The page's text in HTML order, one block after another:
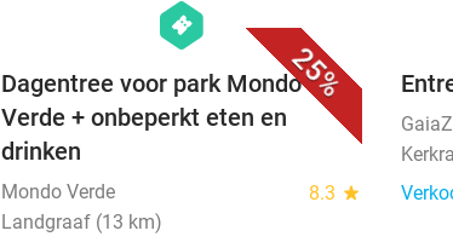
25%
hexagon
events
Dagentree voor park Mondo
Verde + onbeperkt eten en
drinken
Mondo Verde 8.3 star
Landgraaf (13 km)